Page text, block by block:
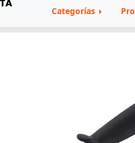
Categorías